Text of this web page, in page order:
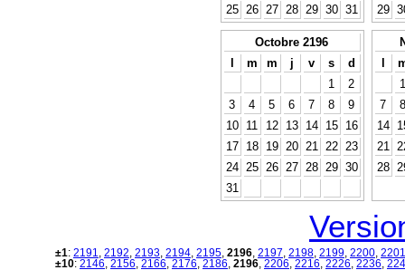
25
26 27 28 29 30 31
29
Octobre 2196
l
m m j v s
d
1
2
3
4 5 6 7 8
9
10
11 12 13 14 15
16
17
18 19 20 21 22
23
24
25 26 27 28 29 30
31
l
1
7
8
14
21
28
±1: 2191 2192 2193 2194 2195 2196 2197 2198 2199 2200 2201
±10: 2146 2156 2166 2176 2186 2196 2206 2216 2226 2236